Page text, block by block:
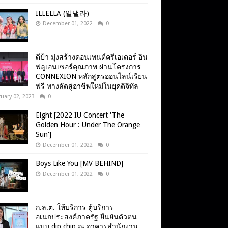
ILLELLA (일낼라)
December 01, 2022 0
ดีป้า มุ่งสร้างคอนเทนต์ครีเอเตอร์ อิน
ฟลูเอนเซอร์คุณภาพ ผ่านโครงการ
CONNEXION หลักสูตรออนไลน์เรียน
ฟรี ทางลัดสู่อาชีพใหม่ในยุคดิจิทัล
02, 2023 0
Eight [2022 IU Concert 'The
Golden Hour : Under The Orange
Sun']
December 01, 2022 0
Boys Like You [MV BEHIND]
December 01, 2022 0
ก.ล.ต. ให้บริการ ตู้บริการ
อเนกประสงค์ภาครัฐ ยืนยันตัวตน